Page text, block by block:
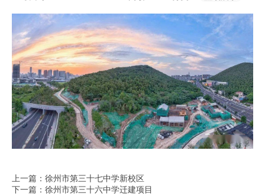
上一篇：徐州市第三十七中学新校区
下一篇：徐州市第三十六中学迁建项目